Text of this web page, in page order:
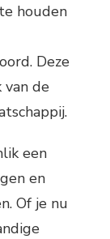
houden
Deze
van de
een
en
Of je nu